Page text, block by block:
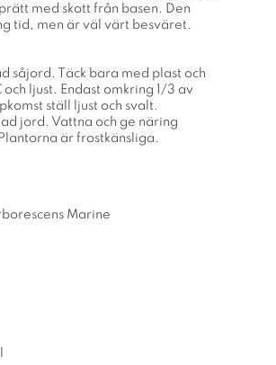
med skott från basen. Den
tid, men är väl värt besväret.
såjord. Täck bara med plast och
ljust. Endast omkring 1/3 av
ställ ljust och svalt.
jord. Vattna och ge näring
är frostkänsliga.
Marine